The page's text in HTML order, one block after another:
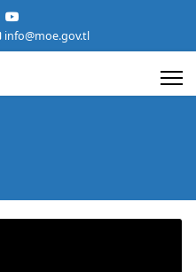
info@moe.gov.tl